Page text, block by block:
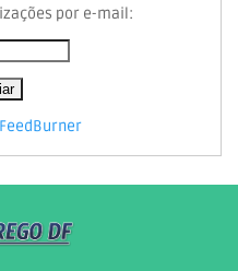
por e-mail:
FeedBurner